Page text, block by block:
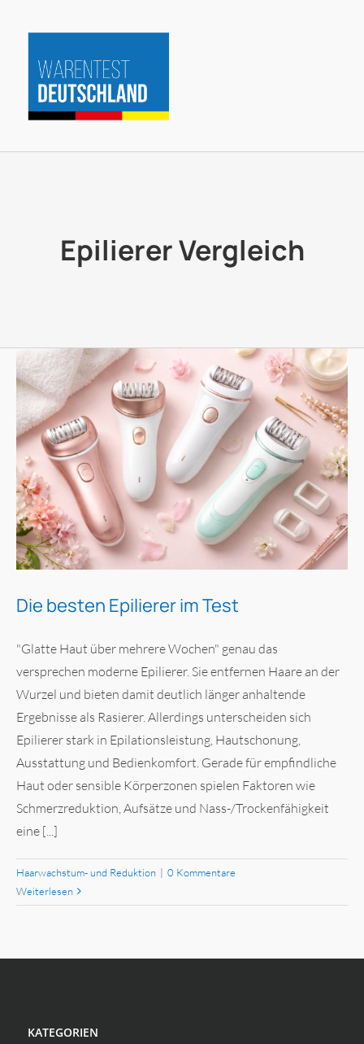
Inhalt
springen
Epilierer Vergleich
Die besten Epilierer im Test
"Glatte Haut über mehrere Wochen" genau das
versprechen moderne Epilierer. Sie entfernen Haare an der
Wurzel und bieten damit deutlich länger anhaltende
Ergebnisse als Rasierer. Allerdings unterscheiden sich
Epilierer stark in Epilationsleistung, Hautschonung,
Ausstattung und Bedienkomfort. Gerade für empfindliche
Haut oder sensible Körperzonen spielen Faktoren wie
Schmerzreduktion, Aufsätze und Nass-/Trockenfähigkeit
eine [...]
Haarwachstum- und Reduktion | 0 Kommentare
Weiterlesen
KATEGORIEN